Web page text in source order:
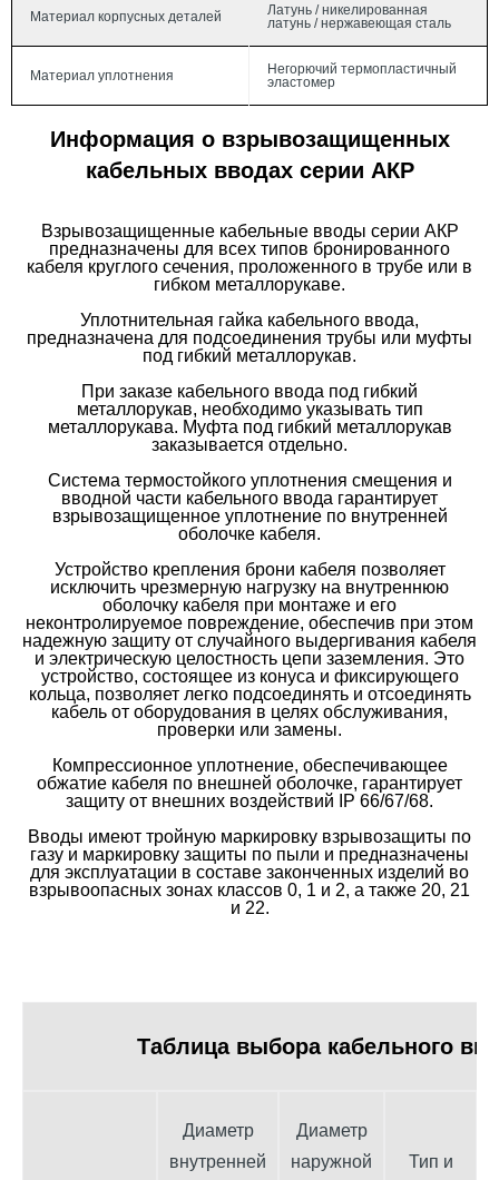
Материал корпусных деталей
Латунь / никелированная
латунь / нержавеющая сталь
Материал уплотнения
Негорючий термопластичный
эластомер
Информация о взрывозащищенных
кабельных вводах серии АКР
Взрывозащищенные кабельные вводы серии АКР
предназначены для всех типов бронированного
кабеля круглого сечения, проложенного в трубе или в
гибком металлорукаве.
Уплотнительная гайка кабельного ввода,
предназначена для подсоединения трубы или муфты
под гибкий металлорукав.
При заказе кабельного ввода под гибкий
металлорукав, необходимо указывать тип
металлорукава. Муфта под гибкий металлорукав
заказывается отдельно.
Система термостойкого уплотнения смещения и
вводной части кабельного ввода гарантирует
взрывозащищенное уплотнение по внутренней
оболочке кабеля.
Устройство крепления брони кабеля позволяет
исключить чрезмерную нагрузку на внутреннюю
оболочку кабеля при монтаже и его
неконтролируемое повреждение, обеспечив при этом
надежную защиту от случайного выдергивания кабеля
и электрическую целостность цепи заземления. Это
устройство, состоящее из конуса и фиксирующего
кольца, позволяет легко подсоединять и отсоединять
кабель от оборудования в целях обслуживания,
проверки или замены.
Компрессионное уплотнение, обеспечивающее
обжатие кабеля по внешней оболочке, гарантирует
защиту от внешних воздействий IP 66/67/68.
Вводы имеют тройную маркировку взрывозащиты по
газу и маркировку защиты по пыли и предназначены
для эксплуатации в составе законченных изделий во
взрывоопасных зонах классов 0, 1 и 2, а также 20, 21
и 22.
Таблица выбора кабельного
Диаметр
внутренней
Диаметр
наружной
Тип и